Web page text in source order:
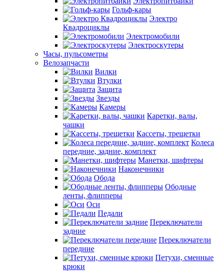
Гольф-кары
Электро
Квадроциклы
Электромобили
Электроскутеры
Часы, пульсометры
Велозапчасти
Вилки
Втулки
Защита
Звезды
Камеры
Каретки, валы,
чашки
Кассеты, трещетки
Колеса
передние, задние, комплект
Манетки, шифтеры
Наконечники
Обода
Ободные
ленты, флипперы
Оси
Педали
Переключатели
задние
Переключатели
передние
Петухи, сменные
крюки